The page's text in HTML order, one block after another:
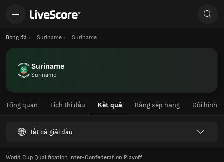
Bóng đá Suriname Suriname
Suriname
Suriname
Tổng quan Lịch thi đấu Kết quả Bảng xếp hạng Đội hình
Tất cả giải đấu
World Cup Qualification Inter-Confederation Playoff